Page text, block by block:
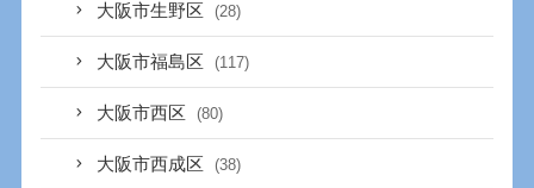
大阪市生野区 (28)
大阪市福島区 (117)
大阪市西区 (80)
大阪市西成区 (38)